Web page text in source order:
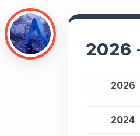
2026
2026
2024